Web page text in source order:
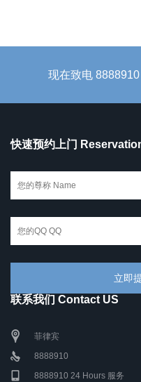
现在致电
快速预约上门
联系我们 Contact US
菲律宾
8888910
8888910 24 Hours 服务